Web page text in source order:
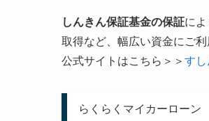
しんきん保証基金の保証によ
取得など、幅広い資金にご利
公式サイトはこちら＞＞ す
らくらくマイカーローン